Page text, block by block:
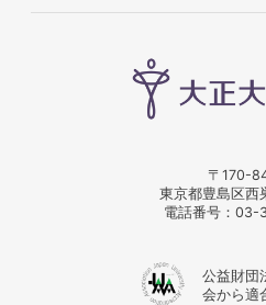
〒170-
東京都豊島区西
電話番号： 03-
公益財団
会から適